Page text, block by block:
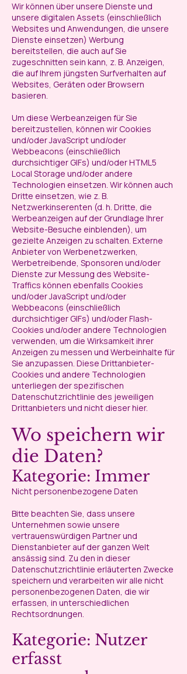
Wir können über unsere Dienste und
unsere digitalen Assets (einschließlich
Websites und Anwendungen, die unsere
Dienste einsetzen) Werbung
bereitstellen, die auch auf Sie
zugeschnitten sein kann, z. B. Anzeigen,
die auf Ihrem jüngsten Surfverhalten auf
Websites, Geräten oder Browsern
basieren.
Um diese Werbeanzeigen für Sie
bereitzustellen, können wir Cookies
und/oder JavaScript und/oder
Webbeacons (einschließlich
durchsichtiger GIFs) und/oder HTML5
Local Storage und/oder andere
Technologien einsetzen. Wir können auch
Dritte einsetzen, wie z. B.
Netzwerkinserenten (d. h. Dritte, die
Werbeanzeigen auf der Grundlage Ihrer
Website-Besuche einblenden), um
gezielte Anzeigen zu schalten. Externe
Anbieter von Werbenetzwerken,
Werbetreibende, Sponsoren und/oder
Dienste zur Messung des Website-
Traffics können ebenfalls Cookies
und/oder JavaScript und/oder
Webbeacons (einschließlich
durchsichtiger GIFs) und/oder Flash-
Cookies und/oder andere Technologien
verwenden, um die Wirksamkeit ihrer
Anzeigen zu messen und Werbeinhalte für
Sie anzupassen. Diese Drittanbieter-
Cookies und andere Technologien
unterliegen der spezifischen
Datenschutzrichtlinie des jeweiligen
Drittanbieters und nicht dieser hier.
Wo speichern wir
die Daten?
Kategorie: Immer
Nicht personenbezogene Daten
Bitte beachten Sie, dass unsere
Unternehmen sowie unsere
vertrauenswürdigen Partner und
Dienstanbieter auf der ganzen Welt
ansässig sind. Zu den in dieser
Datenschutzrichtlinie erläuterten Zwecke
speichern und verarbeiten wir alle nicht
personenbezogenen Daten, die wir
erfassen, in unterschiedlichen
Rechtsordnungen.
Kategorie: Nutzer
erfasst